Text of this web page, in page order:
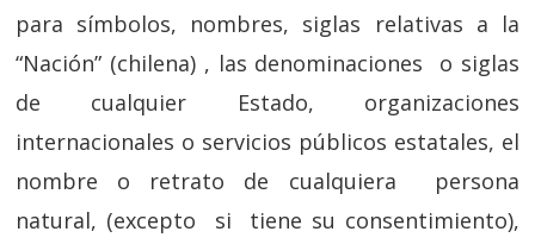
para símbolos, nombres, siglas relativas a la
“Nación” (chilena) , las denominaciones o siglas
de cualquier Estado, organizaciones
internacionales o servicios públicos estatales, el
nombre o retrato de cualquiera persona
natural, (excepto si tiene su consentimiento),